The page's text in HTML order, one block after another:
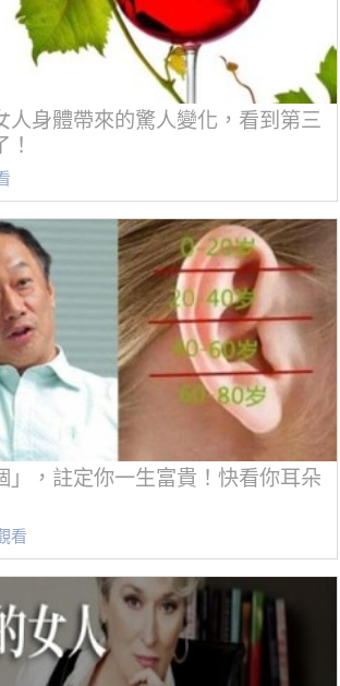
人身體帶來的驚人變化，看到第三
」，註定你一生富貴！快看你耳朵
看